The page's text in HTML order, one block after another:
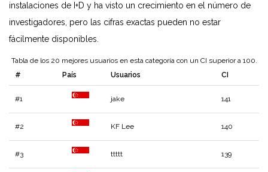
instalaciones de I+D y ha visto un crecimiento en el número de
investigadores, pero las cifras exactas pueden no estar
fácilmente disponibles.
Tabla de los 20 mejores usuarios en esta categoría con un CI superior a 100.
#
País Usuarios CI
#1 jake 141
#2 KF Lee 140
#3 ttttt 139